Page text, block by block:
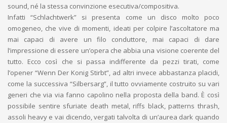
sound, né la stessa convinzione esecutiva/compositiva.
Infatti “Schlachtwerk” si presenta come un disco molto poco
omogeneo, che vive di momenti, ideati per colpire l’ascoltatore ma
mai capaci di avere un filo conduttore, mai capaci di dare
l’impressione di essere un’opera che abbia una visione coerente del
tutto. Ecco così che si passa indifferente da pezzi tirati, come
l’opener “Wenn Der Konig Stirbt”, ad altri invece abbastanza placidi,
come la successiva “Silbersarg”, il tutto ovviamente costruito su vari
generi che via via fanno capolino nella proposta della band. È così
possibile sentire sfuriate death metal, riffs black, patterns thrash,
assoli heavy e vai dicendo, vergati talvolta di un’aurea dark quando